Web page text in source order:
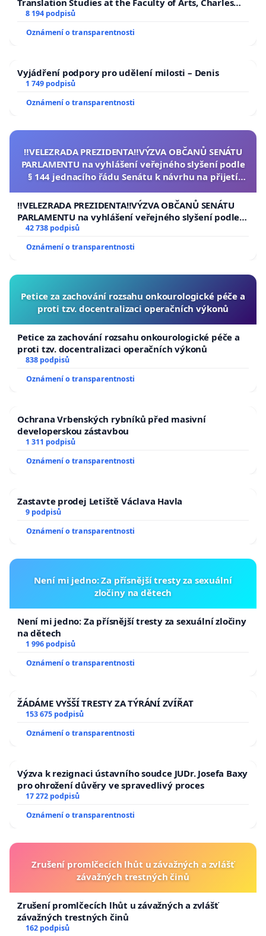
University
8 194 podpisů
Oznámení o transparentnosti
Vyjádření podpory pro udělení milosti – Denis
1 749 podpisů
Oznámení o transparentnosti
‼️VELEZRADA PREZIDENTA‼️VÝZVA OBČANŮ SENÁTU
PARLAMENTU na vyhlášení veřejného slyšení podle
§ 144 jednacího řádu Senátu k návrhu na přijetí
republiky
‼️VELEZRADA PREZIDENTA‼️VÝZVA OBČANŮ SENÁTU
PARLAMENTU na vyhlášení veřejného slyšení podle §
144 jednacího řádu Senátu k návrhu na přijetí
republiky
42 738 podpisů
Oznámení o transparentnosti
Petice za zachování rozsahu onkourologické péče a
proti tzv. docentralizaci operačních výkonů
Petice za zachování rozsahu onkourologické péče a
proti tzv. docentralizaci operačních výkonů
838 podpisů
Oznámení o transparentnosti
Ochrana Vrbenských rybníků před masivní
developerskou zástavbou
1 311 podpisů
Oznámení o transparentnosti
Zastavte prodej Letiště Václava Havla
9 podpisů
Oznámení o transparentnosti
Není mi jedno: Za přísnější tresty za sexuální
zločiny na dětech
Není mi jedno: Za přísnější tresty za sexuální zločiny
na dětech
1 996 podpisů
Oznámení o transparentnosti
ŽÁDÁME VYŠŠÍ TRESTY ZA TÝRÁNÍ ZVÍŘAT
153 675 podpisů
Oznámení o transparentnosti
Výzva k rezignaci ústavního soudce JUDr. Josefa Baxy
pro ohrožení důvěry ve spravedlivý proces
17 272 podpisů
Oznámení o transparentnosti
Zrušení promlčecích lhůt u závažných a zvlášť
závažných trestných činů
Zrušení promlčecích lhůt u závažných a zvlášť
závažných trestných činů
162 podpisů